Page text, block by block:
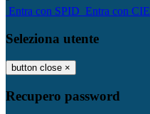
Entra con SPID Entra con CIE
Seleziona utente
button close ×
Recupero password